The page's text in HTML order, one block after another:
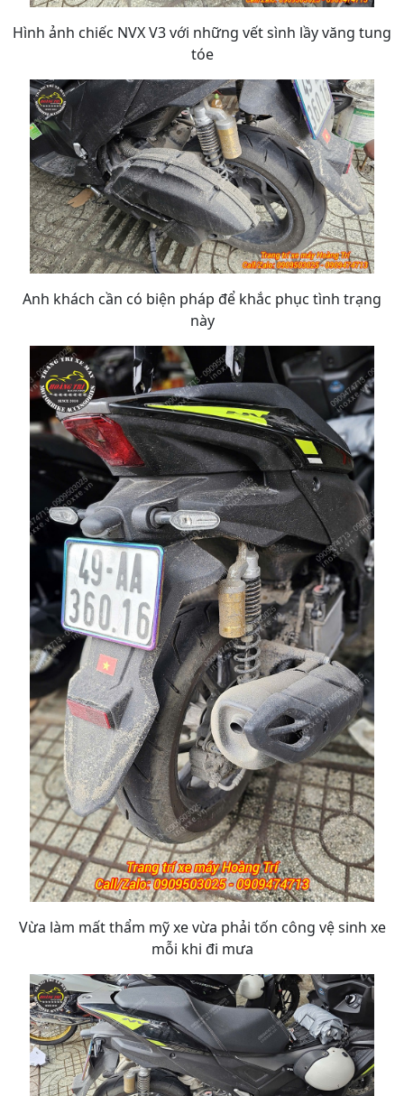
Hình ảnh chiếc NVX V3 với những vết sình lầy văng tung
tóe
Anh khách cần có biện pháp để khắc phục tình trạng
này
Vừa làm mất thẩm mỹ xe vừa phải tốn công vệ sinh xe
mỗi khi đi mưa